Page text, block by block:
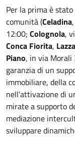
Per la prima è
comunità (Celadina
12:00; Colognola,
Conca Fiorita,
Piano, in via Morali
garanzia di un
immobiliare, della
nell’attivazione di
mirate a supporto
mediazione
sviluppare